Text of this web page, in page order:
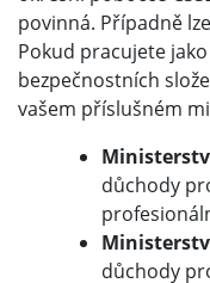
povinná. Případně lze
Pokud pracujete
bezpečnostních
vašem příslušném
důchody
důchody